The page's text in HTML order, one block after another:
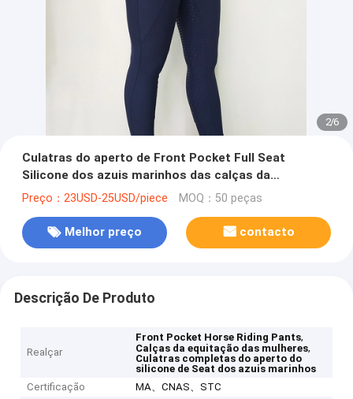
2/6
Culatras do aperto de Front Pocket Full Seat
Silicone dos azuis marinhos das calças da
equitação das mulheres
Preço：23USD-25USD/piece MOQ：50 peças
Melhor preço contacto
Descrição De Produto
Realçar
Front Pocket Horse Riding Pants,
Calças da equitação das mulheres,
Culatras completas do aperto do
silicone de Seat dos azuis marinhos
Certificação
MA、CNAS、STC